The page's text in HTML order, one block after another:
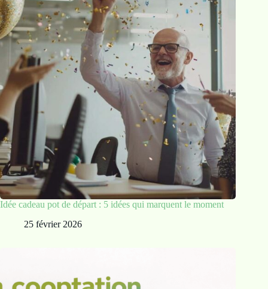
Idée cadeau pot de départ : 5 idées qui marquent le moment
25 février 2026